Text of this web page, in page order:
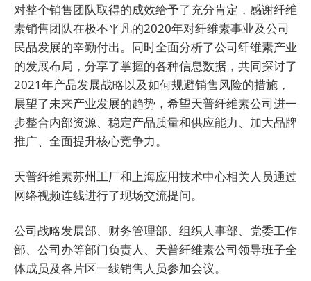
对整个销售团队取得的成效给予了充分肯定，感谢纤维
素销售团队在极不平凡的2020年对纤维素事业及公司
民品发展的辛勤付出。同时全面分析了公司纤维素产业
的发展布局，分享了掌握的各种信息数据，共同探讨了
2021年产品发展战略以及如何规避销售风险的措施，
展望了未来产业发展的趋势，希望天普纤维素公司进一
步整合内部资源、稳定产品质量和供应能力、加大品牌
推广、全面提升核心竞争力。
天普纤维素苏州工厂和上海应用技术中心相关人员通过
网络视频连线进行了现场交流提问。
公司战略发展部、财务管理部、组织人事部、党委工作
部、公司办等部门负责人、天普纤维素公司领导班子全
体成员及各片区一线销售人员参加会议。